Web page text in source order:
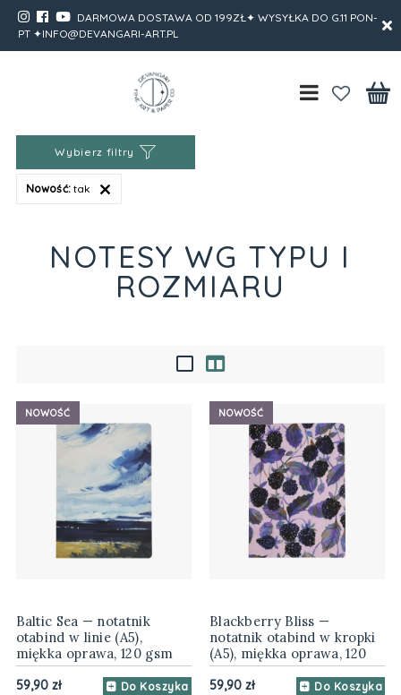
DARMOWA DOSTAWA OD 199ZŁ✦ WYSYŁKA DO G.11 PON-
PT ✦INFO@DEVANGARI-ART.PL
Wybierz filtry
Nowość: tak
NOTESY WG TYPU I
ROZMIARU
Baltic Sea — notatnik
otabind w linie (A5),
miękka oprawa, 120 gsm
59,90 zł Do Koszyka
NOWOŚĆ
Blackberry Bliss —
notatnik otabind w kropki
(A5), miękka oprawa, 120
gsm
59,90 zł Do Koszyka
NOWOŚĆ